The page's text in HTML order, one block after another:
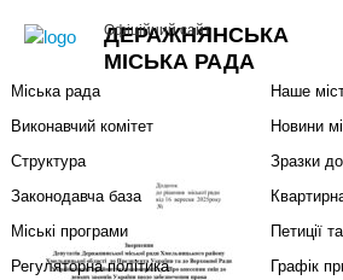
ДЕРАЖНЯНСЬКА
МІСЬКА РАДА
Офіційний сайт+ Створити
Міський голова
Міська рада
Виконавчий комітет
Структура
Законодавча база
Міські програми
Регуляторна політика
Наше
Новини
Зразки
Петиції
Графік